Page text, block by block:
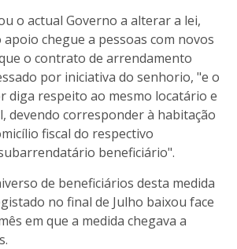
o actual Governo a alterar a lei,
chegue a pessoas com novos
o contrato de arrendamento
por iniciativa do senhorio, "e o
diga respeito ao mesmo locatário e
devendo corresponder à habitação
fiscal do respectivo
beneficiário".
de beneficiários desta medida
no final de Julho baixou face
em que a medida chegava a